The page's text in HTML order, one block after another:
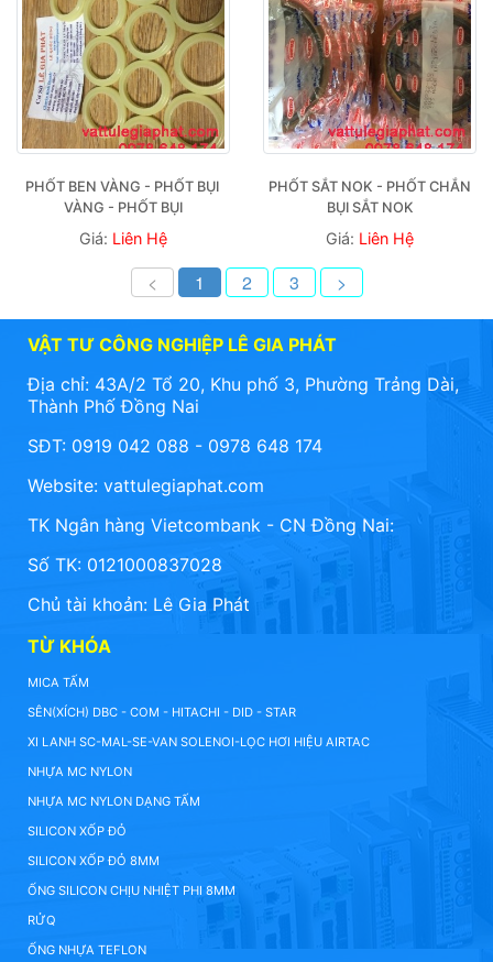
PHỐT BEN VÀNG - PHỐT BỤI
VÀNG - PHỐT BỤI
Giá: Liên Hệ
PHỐT SẮT NOK - PHỐT CHẮN
BỤI SẮT NOK
Giá: Liên Hệ
< 1 2 3 >
VẬT TƯ CÔNG NGHIỆP LÊ GIA PHÁT
Địa chỉ: 43A/2 Tổ 20, Khu phố 3, Phường Trảng Dài,
Thành Phố Đồng Nai
SĐT: 0919 042 088 - 0978 648 174
Website: vattulegiaphat.com
TK Ngân hàng Vietcombank - CN Đồng Nai:
Số TK: 0121000837028
Chủ tài khoản: Lê Gia Phát
TỪ KHÓA
MICA TẤM
SÊN(XÍCH) DBC - COM - HITACHI - DID - STAR
XI LANH SC-MAL-SE-VAN SOLENOI-LỌC HƠI HIỆU AIRTAC
NHỰA MC NYLON
NHỰA MC NYLON DẠNG TẤM
SILICON XỐP ĐỎ
SILICON XỐP ĐỎ 8MM
ỐNG SILICON CHỊU NHIỆT PHI 8MM
RỬQ
ỐNG NHỰA TEFLON